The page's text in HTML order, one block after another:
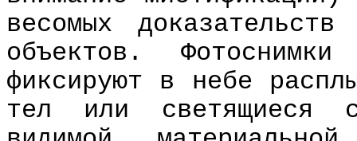
весомых
объектов.
фиксируют в небе
тел или светящиеся